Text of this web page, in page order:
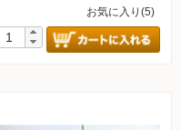
お気に入り(5)